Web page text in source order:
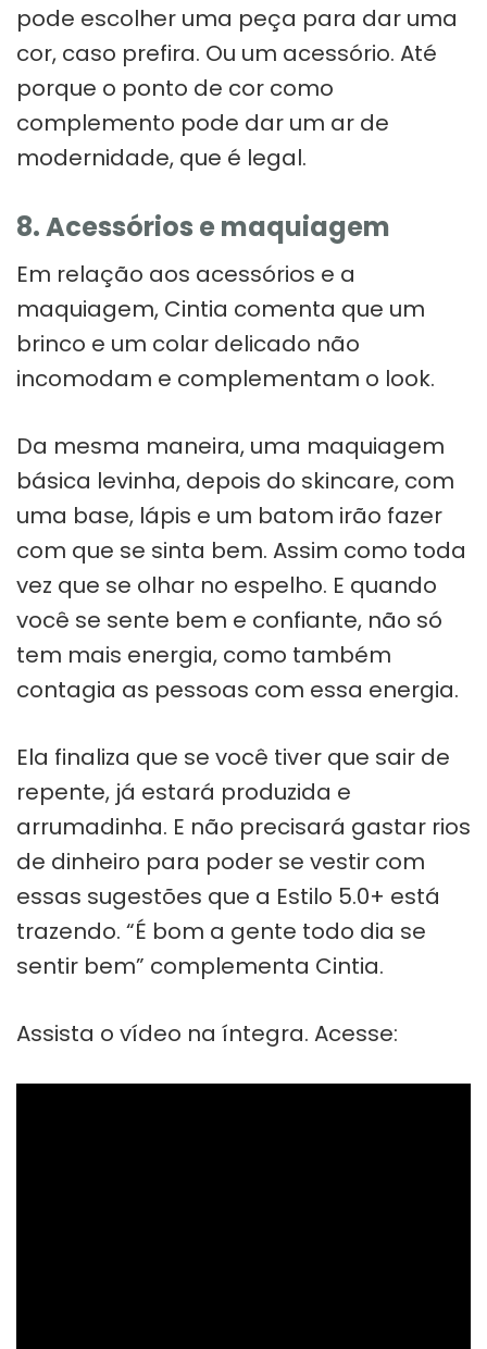
pode escolher uma peça para dar uma
cor, caso prefira. Ou um acessório. Até
porque o ponto de cor como
complemento pode dar um ar de
modernidade, que é legal.
8. Acessórios e maquiagem
Em relação aos acessórios e a
maquiagem, Cintia comenta que um
brinco e um colar delicado não
incomodam e complementam o look.
Da mesma maneira, uma maquiagem
básica levinha, depois do skincare, com
uma base, lápis e um batom irão fazer
com que se sinta bem. Assim como toda
vez que se olhar no espelho. E quando
você se sente bem e confiante, não só
tem mais energia, como também
contagia as pessoas com essa energia.
Ela finaliza que se você tiver que sair de
repente, já estará produzida e
arrumadinha. E não precisará gastar rios
de dinheiro para poder se vestir com
essas sugestões que a Estilo 5.0+ está
trazendo. “É bom a gente todo dia se
sentir bem” complementa Cintia.
Assista o vídeo na íntegra. Acesse: